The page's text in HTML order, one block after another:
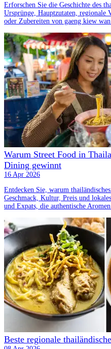
Erforschen Sie die Geschichte des
Ursprünge, Hauptzutaten, regionale
oder Zubereiten von gaeng kiew
Warum Street Food in
Dining gewinnt
16 Apr 2026
Entdecken Sie, warum
Geschmack, Kultur, Preis und
und Expats, die authentische Aromen
Beste regionale